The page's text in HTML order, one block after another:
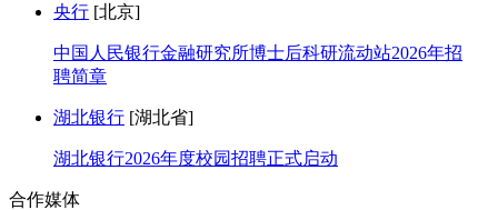
央行 [北京]
中国人民银行金融研究所博士后科研流动站2026年招
聘简章
湖北银行 [湖北省]
湖北银行2026年度校园招聘正式启动
合作媒体